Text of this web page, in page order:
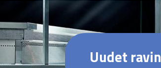
Uudet